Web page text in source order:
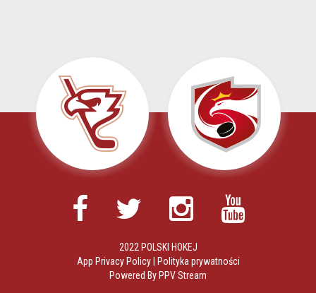
2022 POLSKI HOKEJ
App Privacy Policy|
Polityka prywatności
Powered By PPV Stream